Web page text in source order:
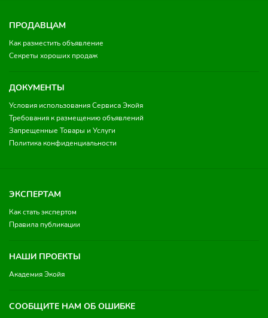
ПРОДАВЦАМ
Как разместить объявление
Секреты хороших продаж
ДОКУМЕНТЫ
Условия использования Сервиса Экойя
Требования к размещению объявлений
Запрещенные Товары и Услуги
Политика конфиденциальности
ЭКСПЕРТАМ
Как стать экспертом
Правила публикации
НАШИ ПРОЕКТЫ
Академия Экойя
СООБЩИТЕ НАМ ОБ ОШИБКЕ